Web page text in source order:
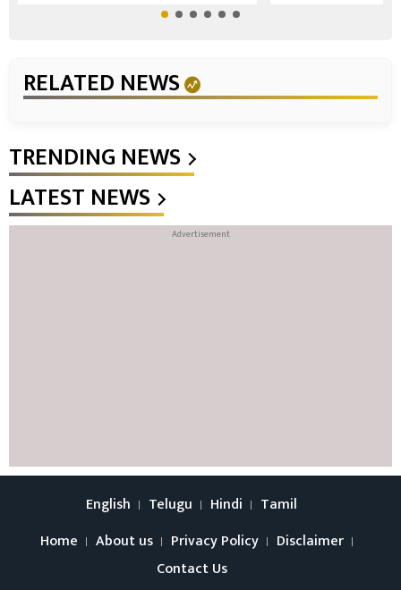
RELATED NEWS
TRENDING NEWS
LATEST NEWS
English Telugu Hindi
Tamil
Home
About us Privacy Policy
Disclaimer
Contact Us